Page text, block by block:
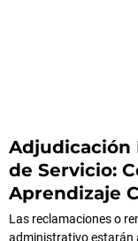
Adjudicación
de Servicio:
Aprendizaje
Las reclamaciones o
administrativo estarán